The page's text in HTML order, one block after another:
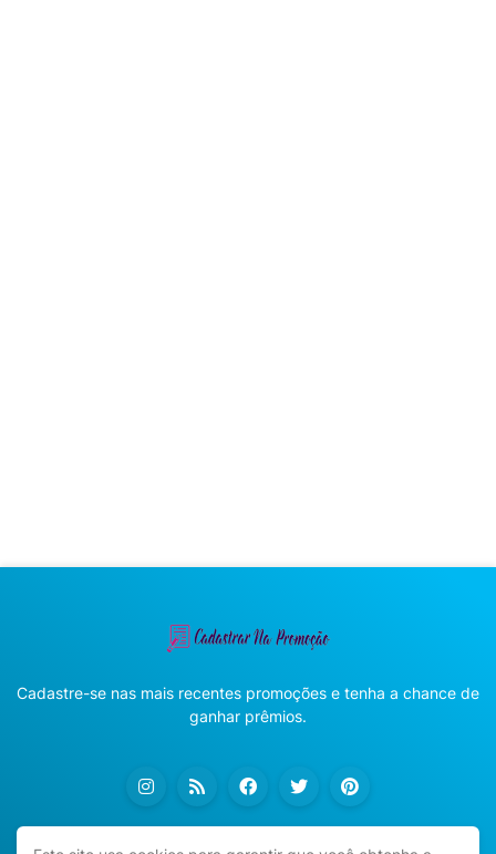
Cadastre-se nas mais recentes promoções e tenha a chance de
ganhar prêmios.